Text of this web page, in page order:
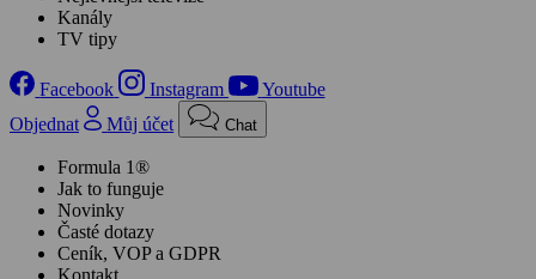
Kanály
TV tipy
Facebook Instagram
Youtube
Objednat
Můj účet Chat
Formula 1®
Jak to funguje
Novinky
Časté dotazy
Ceník, VOP a GDPR
Kontakt